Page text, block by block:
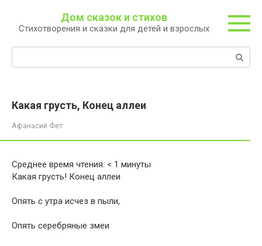
контенту
Дом сказок и стихов
Стихотворения и сказки для детей и взрослых
Какая грусть, Конец аллеи
Афанасий Фет
Среднее время чтения: < 1 минуты
Какая грусть! Конец аллеи
Опять с утра исчез в пыли,
Опять серебряные змеи